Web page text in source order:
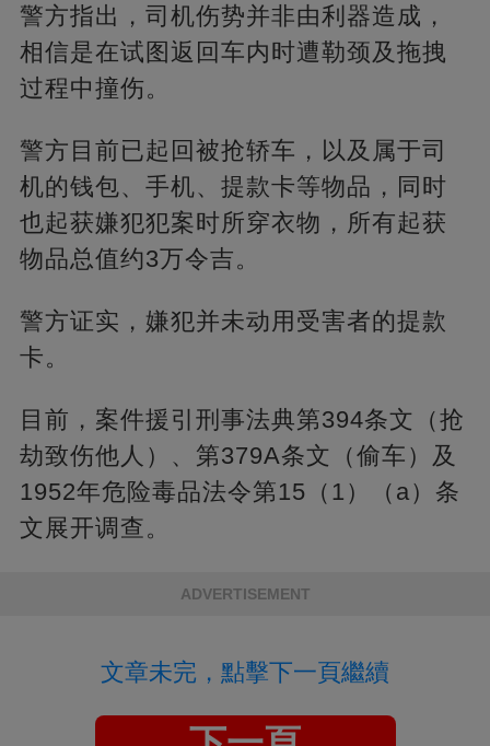
警方指出，司机伤势并非由利器造成，
相信是在试图返回车内时遭勒颈及拖拽
过程中撞伤。
警方目前已起回被抢轿车，以及属于司
机的钱包、手机、提款卡等物品，同时
也起获嫌犯犯案时所穿衣物，所有起获
物品总值约3万令吉。
警方证实，嫌犯并未动用受害者的提款
卡。
目前，案件援引刑事法典第394条文（抢
劫致伤他人）、第379A条文（偷车）及
1952年危险毒品法令第15（1）（a）条
文展开调查。
ADVERTISEMENT
文章未完，點擊下一頁繼續